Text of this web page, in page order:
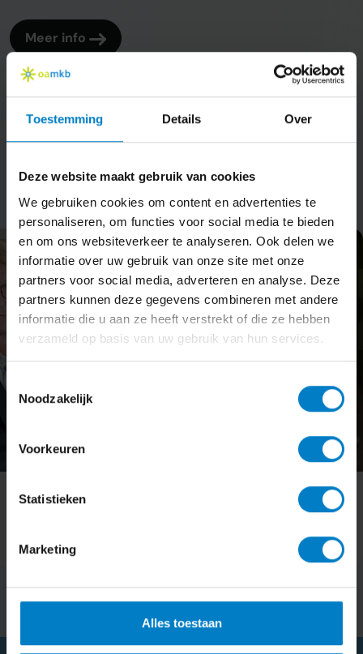
Toestemming Details Over
Deze website maakt gebruik van cookies
We gebruiken cookies om content en advertenties te
personaliseren, om functies voor social media te bieden
en om ons websiteverkeer te analyseren. Ook delen we
informatie over uw gebruik van onze site met onze
partners voor social media, adverteren en analyse. Deze
partners kunnen deze gegevens combineren met andere
informatie die u aan ze heeft verstrekt of die ze hebben
verzameld op basis van uw gebruik van hun services.
Noodzakelijk
Voorkeuren
Statistieken
Marketing
Alles toestaan
Meer info
Onze administrateurs